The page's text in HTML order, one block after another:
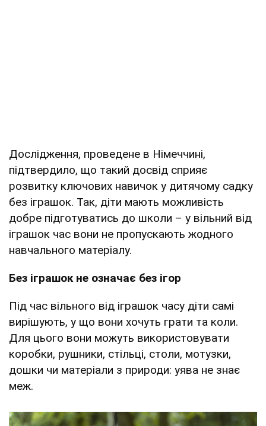
Дослідження, проведене в Німеччині,
підтвердило, що такий досвід сприяє
розвитку ключових навичок у дитячому садку
без іграшок. Так, діти мають можливість
добре підготуватись до школи – у вільний від
іграшок час вони не пропускають жодного
навчального матеріалу.
Без іграшок не означає без ігор
Під час вільного від іграшок часу діти самі
вирішують, у що вони хочуть грати та коли.
Для цього вони можуть використовувати
коробки, рушники, стільці, столи, мотузки,
дошки чи матеріали з природи: уява не знає
меж.